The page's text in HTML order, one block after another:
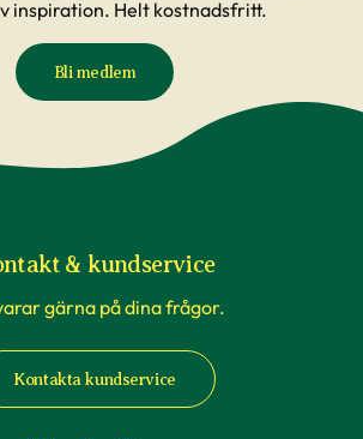
inspiration. Helt kostnadsfritt.
Bli medlem
& kundservice
gärna på dina frågor.
Kontakta kundservice